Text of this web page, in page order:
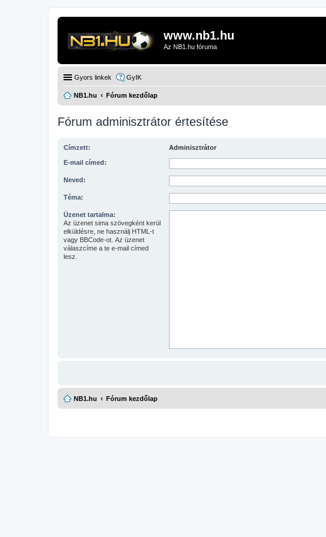
www.nb1.hu
Az NB1.hu fóruma
Gyors linkek GyIK
NB1.hu Fórum kezdőlap
Fórum adminisztrátor értesítése
Címzett: Adminisztrátor
E-mail címed:
Neved:
Téma:
Üzenet tartalma:
Az üzenet sima szövegként kerül
elküldésre, ne használj HTML-t
vagy BBCode-ot. Az üzenet
válaszcíme a te e-mail címed
lesz.
NB1.hu Fórum kezdőlap